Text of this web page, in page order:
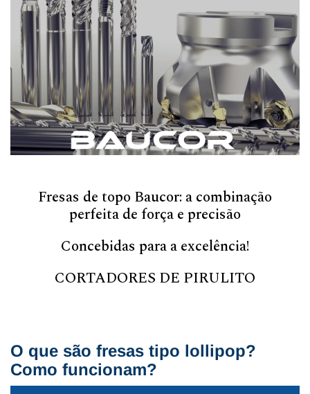
Fresas de topo Baucor: a combinação
perfeita de força e precisão
Concebidas para a excelência!
CORTADORES DE PIRULITO
O que são fresas tipo lollipop?
Como funcionam?